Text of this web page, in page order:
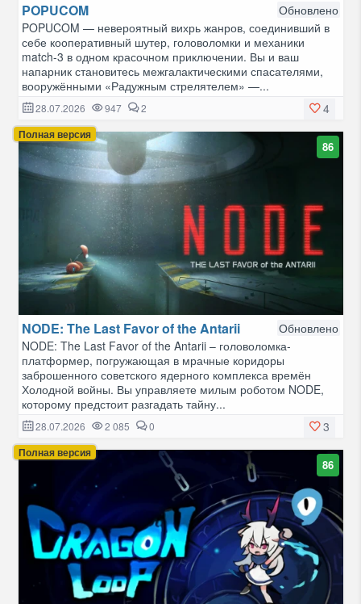
POPUCOM
Обновлено
POPUCOM — невероятный вихрь жанров, соединивший в
себе кооперативный шутер, головоломки и механики
match-3 в одном красочном приключении. Вы и ваш
напарник становитесь межгалактическими спасателями,
вооружёнными «Радужным стрелятелем» —...
4
28.07.2026 947 2
Полная версия
86
NODE: The Last Favor of the Antarii
Обновлено
NODE: The Last Favor of the Antarii – головоломка-
платформер, погружающая в мрачные коридоры
заброшенного советского ядерного комплекса времён
Холодной войны. Вы управляете милым роботом NODE,
которому предстоит разгадать тайну...
3
28.07.2026 2 085 0
Полная версия
86